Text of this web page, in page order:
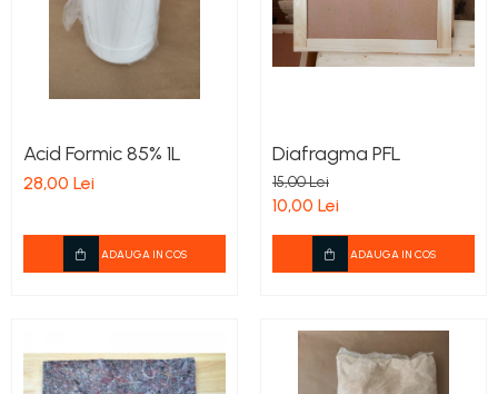
Acid Formic 85% 1L
28,00 Lei
ADAUGA IN COS
Diafragma PFL
15,00 Lei
10,00 Lei
ADAUGA IN COS